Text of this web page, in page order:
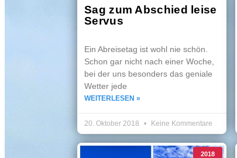
Sag zum Abschied leise
Servus
Ein Abreisetag ist wohl nie schön.
Schon gar nicht nach einer Woche,
bei der uns besonders das geniale
Wetter jede
WEITERLESEN »
20. Oktober 2018 Keine Kommentare
2018